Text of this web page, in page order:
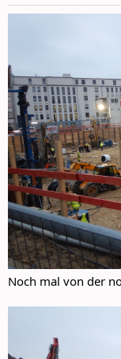
:
Noch mal von der